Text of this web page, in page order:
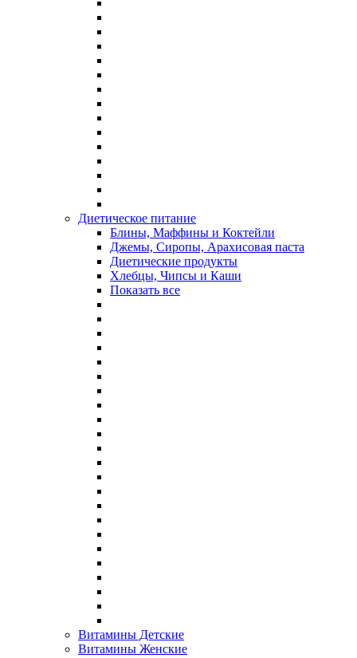
Диетическое питание
Блины, Маффины и Коктейли
Джемы, Сиропы, Арахисовая паста
Диетические продукты
Хлебцы, Чипсы и Каши
Показать все
Витамины Детские
Витамины Женские